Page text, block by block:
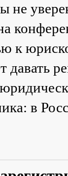
не
к
давать
в